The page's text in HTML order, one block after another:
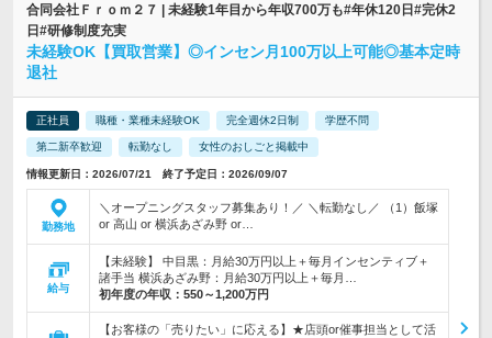
合同会社Ｆｒｏｍ２７ | 未経験1年目から年収700万も#年休120日#完休2
日#研修制度充実
未経験OK【買取営業】◎インセン月100万以上可能◎基本定時
退社
正社員 職種・業種未経験OK 完全週休2日制 学歴不問
第二新卒歓迎 転勤なし 女性のおしごと掲載中
情報更新日：2026/07/21 終了予定日：2026/09/07
勤務地
＼オープニングスタッフ募集あり！／ ＼転勤なし／ （1）飯塚
or 高山 or 横浜あざみ野 or…
給与
【未経験】 中目黒：月給30万円以上＋毎月インセンティブ＋
諸手当 横浜あざみ野：月給30万円以上＋毎月…
初年度の年収： 550～1,200万円
【お客様の「売りたい」に応える】★店頭or催事担当として活